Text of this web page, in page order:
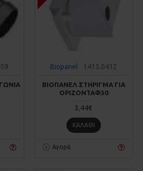
Biopanel 1415.0412
ΒΙΟΠΑΝΕΛ ΣΤΗΡΙΓΜΑ ΓΙΑ
ΟΡΙΖΟΝΤΑΦ30
3,44€
ΚΑΛΆΘΙ
Αγορά